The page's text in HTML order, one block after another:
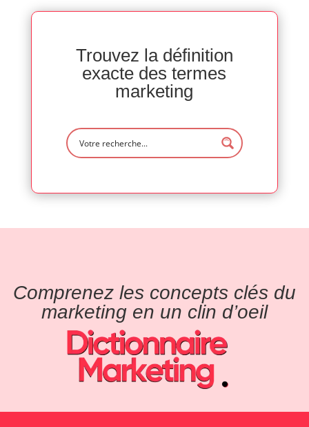
Trouvez la définition
exacte des termes
marketing
Comprenez les concepts clés du
marketing en un clin d’oeil